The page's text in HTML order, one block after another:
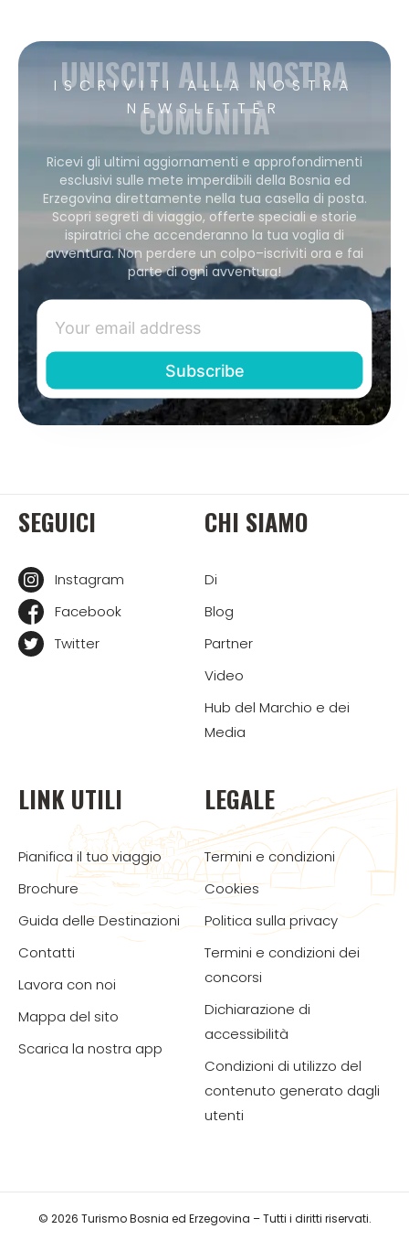
ISCRIVITI ALLA NOSTRA
NEWSLETTER
UNISCITI ALLA NOSTRA
COMUNITÀ
Ricevi gli ultimi aggiornamenti e approfondimenti
esclusivi sulle mete imperdibili della Bosnia ed
Erzegovina direttamente nella tua casella di posta.
Scopri segreti di viaggio, offerte speciali e storie
ispiratrici che accenderanno la tua voglia di
avventura. Non perdere un colpo–iscriviti ora e fai
parte di ogni avventura!
SEGUICI
Instagram
Facebook
Twitter
CHI SIAMO
Di
Blog
Partner
Video
Hub del Marchio e dei
Media
LINK UTILI
Pianifica il tuo viaggio
Brochure
Guida delle Destinazioni
Contatti
Lavora con noi
Mappa del sito
Scarica la nostra app
LEGALE
Termini e condizioni
Cookies
Politica sulla privacy
Termini e condizioni dei
concorsi
Dichiarazione di
accessibilità
Condizioni di utilizzo del
contenuto generato dagli
utenti
© 2026 Turismo Bosnia ed Erzegovina – Tutti i diritti riservati.